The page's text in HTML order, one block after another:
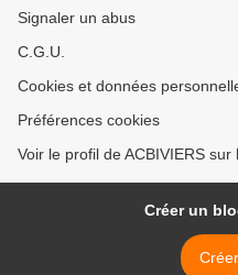
Signaler un abus
C.G.U.
Cookies et données
Préférences cookies
Voir le profil de ACBIVIERS
Créer un